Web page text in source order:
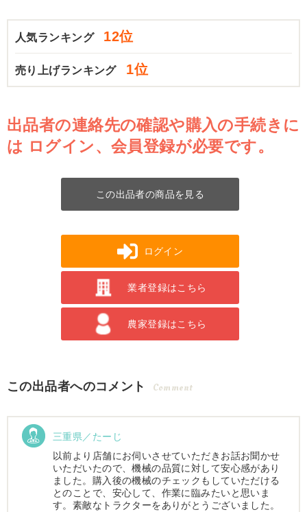
人気ランキング 12位
売り上げランキング 1位
出品者の連絡先の確認や購入の手続きに
は ログイン、会員登録が必要です。
この出品者の商品を見る
ログイン
業者登録はこちら
農家登録はこちら
この出品者へのコメント Comment
三重県／たーじ
以前より店舗にお伺いさせていただきお話お聞かせ
いただいたので、機械の品質に対して安心感があり
ました。購入後の機械のチェックもしていただける
とのことで、安心して、作業に臨みたいと思いま
す。素敵なトラクターをありがとうございました。